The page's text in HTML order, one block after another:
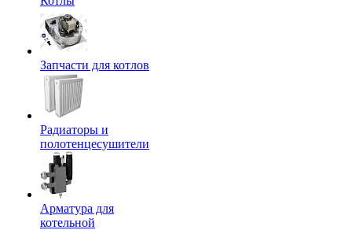
Запчасти для котлов
Радиаторы и
полотенцесушители
Арматура для
котельной